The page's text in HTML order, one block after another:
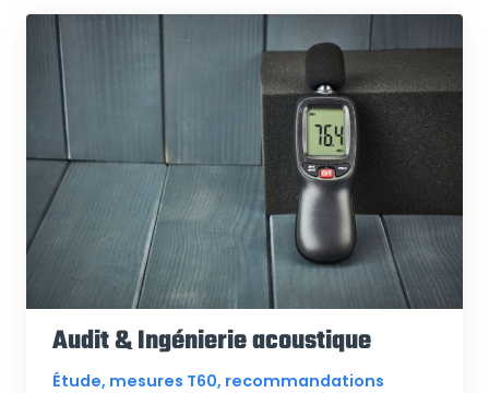
Audit & Ingénierie acoustique
Étude, mesures T60, recommandations